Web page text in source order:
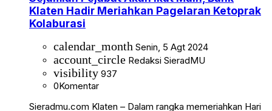
Klaten Hadir Meriahkan Pagelaran Ketoprak
Kolaburasi
calendar_month Senin, 5 Agt 2024
account_circle Redaksi SieradMU
visibility 937
0Komentar
Sieradmu.com Klaten – Dalam rangka memeriahkan Hari